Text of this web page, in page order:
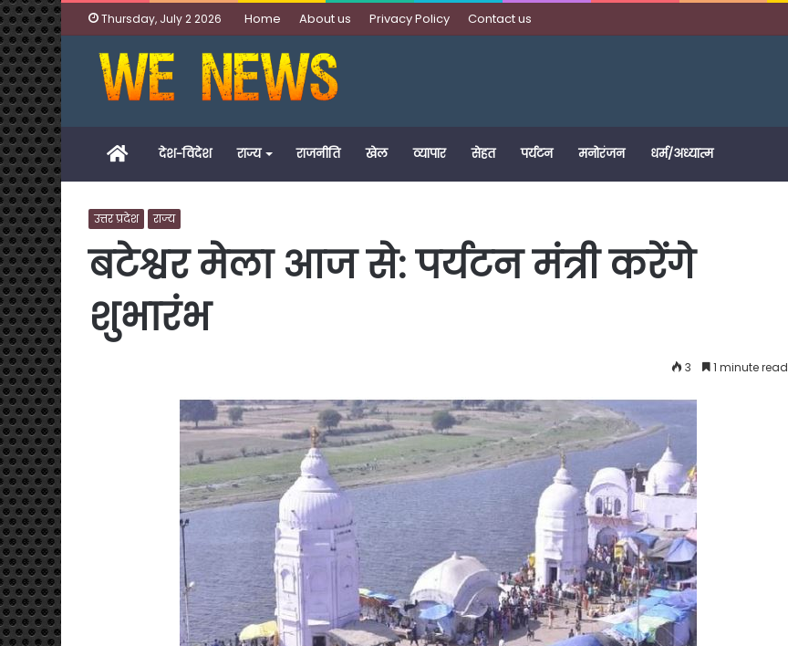
Thursday, July 2 2026 Home About us Privacy Policy Contact us
Homeदेश-विदेश राज्य राजनीति खेल व्यापार सेहत पर्यटन मनोरंजन धर्म/अध्यात्म
उत्तर प्रदेश राज्य
बटेश्वर मेला आज से: पर्यटन मंत्री करेंगे
शुभारंभ
3 1 minute read